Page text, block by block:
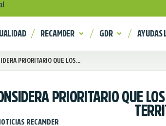
RECAMDER GDR AYUDAS
PRIORITARIO QUE LOS...
PRIORITARIO QUE
RECAMDER